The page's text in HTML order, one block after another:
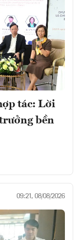
tác: Lời
bền
09:21, 08/08/2026